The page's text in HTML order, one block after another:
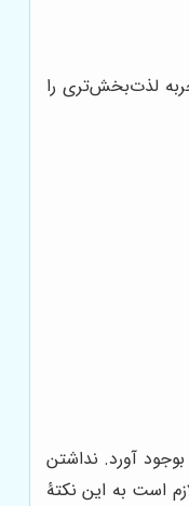
لذت‌بخش‌تری را
آورد. نداشتن
است به این نکتۀ